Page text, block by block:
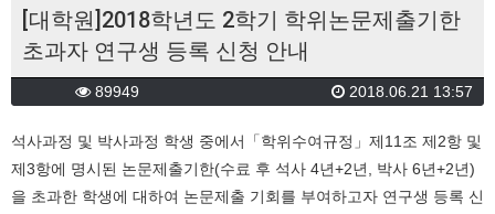
[대학원]2018학년도 2학기 학위논문제출기한
초과자 연구생 등록 신청 안내
89949 2018.06.21 13:57
석사과정 및 박사과정 학생 중에서「학위수여규정」제11조 제2항 및
제3항에 명시된 논문제출기한(수료 후 석사 4년+2년, 박사 6년+2년)
을 초과한 학생에 대하여 논문제출 기회를 부여하고자 연구생 등록 신